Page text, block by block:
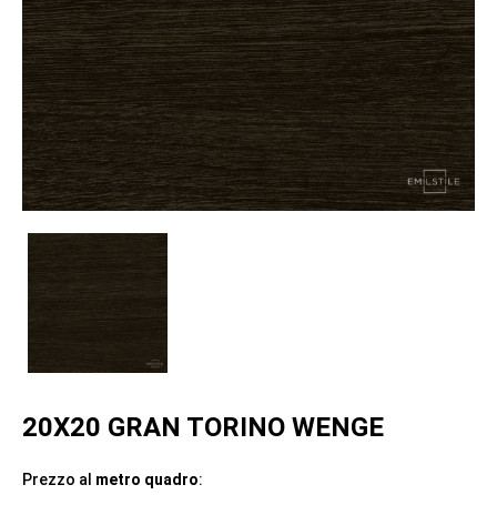
20X20 GRAN TORINO WENGE
Prezzo al metro quadro: